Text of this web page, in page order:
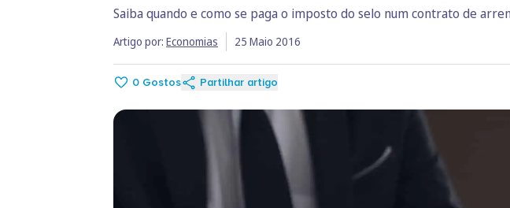
Saiba quando e como se paga o imposto do selo num contrato de
Artigo por: Economias 25 Maio 2016
0 Gostos Partilhar artigo